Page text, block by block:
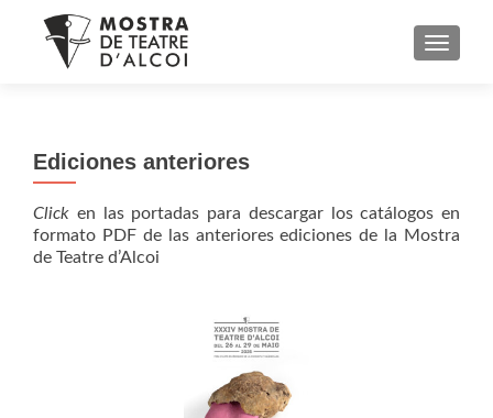
Ediciones anteriores
Click en las portadas para descargar los catálogos en
formato PDF de las anteriores ediciones de la Mostra
de Teatre d’Alcoi